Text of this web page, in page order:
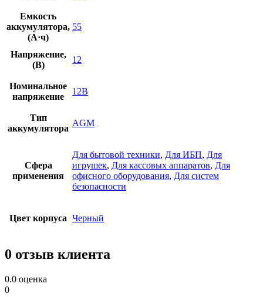
Емкость
аккумулятора,
(А·ч)
55
Напряжение,
(В)
12
Номинальное
напряжение
12В
Тип
аккумулятора
AGM
Сфера
применения
Для бытовой техники, Для ИБП, Для
игрушек, Для кассовых аппаратов, Для
офисного оборудования, Для систем
безопасности
Цвет корпуса Черный
0 отзыв клиента
0.0 оценка
0